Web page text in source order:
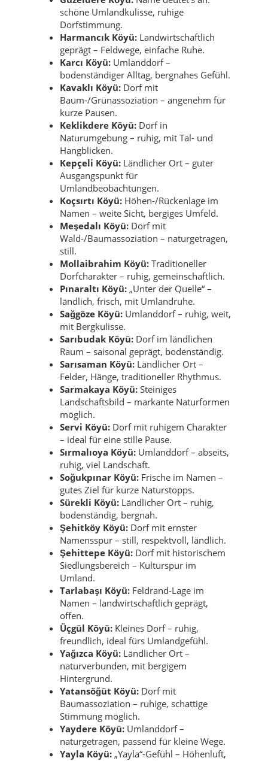
schöne Umlandkulisse, ruhige
Dorfstimmung.
Harmancık Köyü: Landwirtschaftlich
geprägt – Feldwege, einfache Ruhe.
Karcı Köyü: Umlanddorf –
bodenständiger Alltag, bergnahes Gefühl.
Kavaklı Köyü: Dorf mit
Baum-/Grünassoziation – angenehm für
kurze Pausen.
Keklikdere Köyü: Dorf in
Naturumgebung – ruhig, mit Tal- und
Hangblicken.
Kepçeli Köyü: Ländlicher Ort – guter
Ausgangspunkt für
Umlandbeobachtungen.
Koçsırtı Köyü: Höhen-/Rückenlage im
Namen – weite Sicht, bergiges Umfeld.
Meşedalı Köyü: Dorf mit
Wald-/Baumassoziation – naturgetragen,
still.
Mollaibrahim Köyü: Traditioneller
Dorfcharakter – ruhig, gemeinschaftlich.
Pınaraltı Köyü: „Unter der Quelle“ –
ländlich, frisch, mit Umlandruhe.
Sağgöze Köyü: Umlanddorf – ruhig, weit,
mit Bergkulisse.
Sarıbudak Köyü: Dorf im ländlichen
Raum – saisonal geprägt, bodenständig.
Sarısaman Köyü: Ländlicher Ort –
Felder, Hänge, traditioneller Rhythmus.
Sarmakaya Köyü: Steiniges
Landschaftsbild – markante Naturformen
möglich.
Servi Köyü: Dorf mit ruhigem Charakter
– ideal für eine stille Pause.
Sırmalıoya Köyü: Umlanddorf – abseits,
ruhig, viel Landschaft.
Soğukpınar Köyü: Frische im Namen –
gutes Ziel für kurze Naturstopps.
Sürekli Köyü: Ländlicher Ort – ruhig,
bodenständig, bergnah.
Şehitköy Köyü: Dorf mit ernster
Namensspur – still, respektvoll, ländlich.
Şehittepe Köyü: Dorf mit historischem
Siedlungsbereich – Kulturspur im
Umland.
Tarlabaşı Köyü: Feldrand-Lage im
Namen – landwirtschaftlich geprägt,
offen.
Üçgül Köyü: Kleines Dorf – ruhig,
freundlich, ideal fürs Umlandgefühl.
Yağızca Köyü: Ländlicher Ort –
naturverbunden, mit bergigem
Hintergrund.
Yatansöğüt Köyü: Dorf mit
Baumassoziation – ruhige, schattige
Stimmung möglich.
Yaydere Köyü: Umlanddorf –
naturgetragen, passend für kleine Wege.
Yayla Köyü: „Yayla“-Gefühl – Höhenluft,